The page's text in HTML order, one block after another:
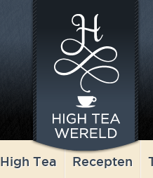
High Tea Recepten